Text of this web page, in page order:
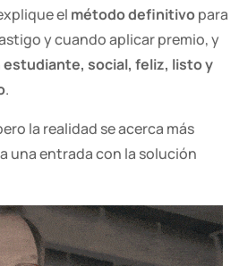
el método definitivopara
y cuando aplicar premio, y
estudiante, social, feliz, listo y
.
la realidad se acerca más
una entrada con la solución